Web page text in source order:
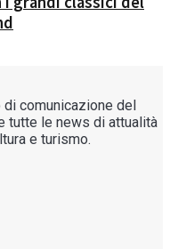
comunicazione del
tutte le news di attualità
e turismo.